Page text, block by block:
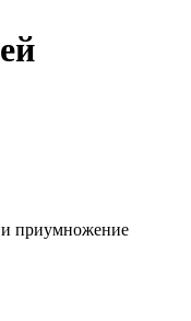
и приумножение